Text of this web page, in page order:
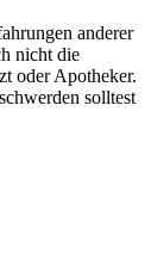
anderer
nicht die
oder Apotheker.
solltest